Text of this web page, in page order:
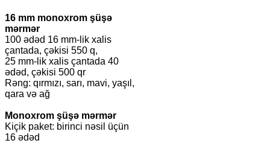
16 mm monoxrom şüşə
mərmər
100 ədəd 16 mm-lik xalis
çantada, çəkisi 550 q,
25 mm-lik xalis çantada 40
ədəd, çəkisi 500 qr
Rəng: qırmızı, sarı, mavi, yaşıl,
qara və ağ
Monoxrom şüşə mərmər
Kiçik paket: birinci nəsil üçün
16 ədəd